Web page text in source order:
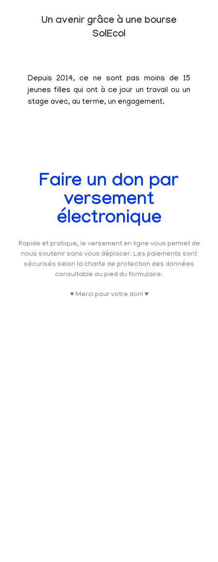
Un avenir grâce à une bourse
SolEcol
Depuis 2014, ce ne sont pas moins de 15
jeunes filles qui ont à ce jour un travail ou un
stage avec, au terme, un engagement.
Faire un don par
versement
électronique
Rapide et pratique, le versement en ligne vous permet de
nous soutenir sans vous déplacer. Les paiements sont
sécurisés selon la charte de protection des données
consultable au pied du formulaire.
♥ Merci pour votre don! ♥